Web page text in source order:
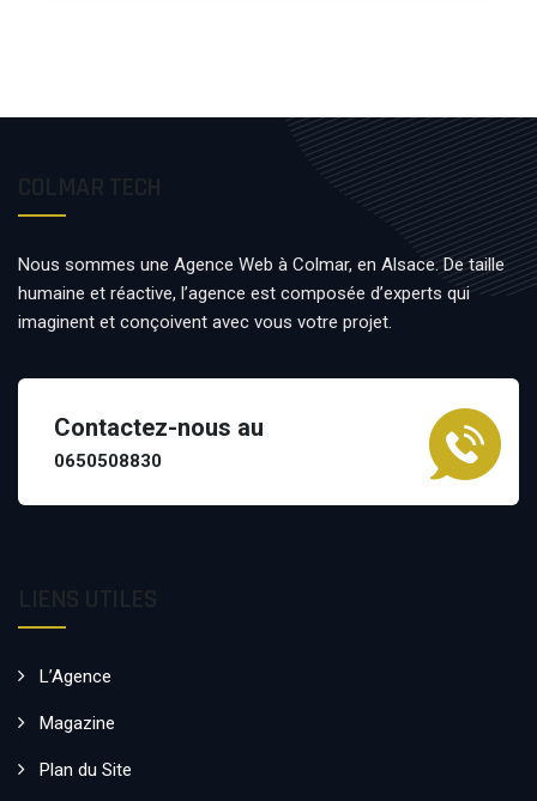
Nous sommes une Agence Web à Colmar, en Alsace. De taille
humaine et réactive, l’agence est composée d’experts qui
imaginent et conçoivent avec vous votre projet.
Contactez-nous au
0650508830
L’Agence
Magazine
Plan du Site